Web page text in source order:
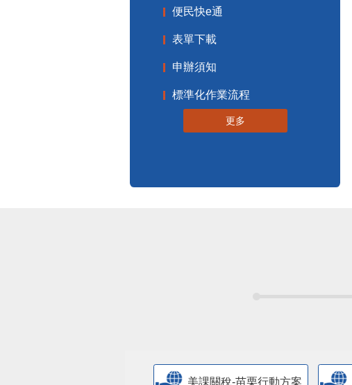
便民快e通
表單下載
申辦須知
標準化作業流程
更多
美課關稅-苗栗行動方案